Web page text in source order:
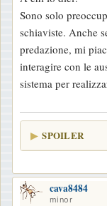
s
s
a
g
g
i
Sono solo
schiaviste. Anche
predazione, mi
interagire con le
sistema per
SPOILER
cava8484
minor